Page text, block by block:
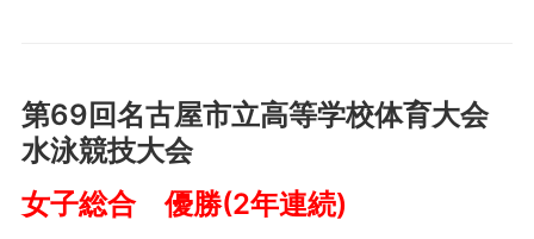
第69回名古屋市立高等学校体育大会
水泳競技大会
女子総合 優勝(2年連続)